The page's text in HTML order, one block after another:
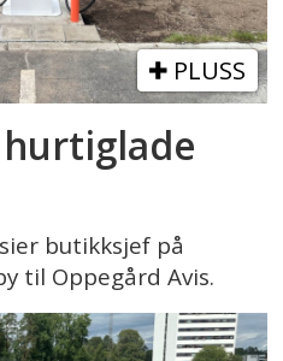
PLUSS
butikksjef på
til Oppegård Avis.